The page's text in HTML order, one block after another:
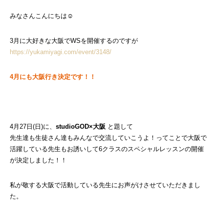
みなさんこんにちは☺︎
3月に大好きな大阪でWSを開催するのですが
https://yukamiyagi.com/event/3148/
4月にも大阪行き決定です！！
4月27日(日)に、 studioGOD×大阪 と題して
先生達も生徒さん達もみんなで交流していこうよ！ってことで大阪で
活躍している先生もお誘いして6クラスのスペシャルレッスンの開催
が決定しました！！
私が敬する大阪で活動している先生にお声がけさせていただきまし
た。